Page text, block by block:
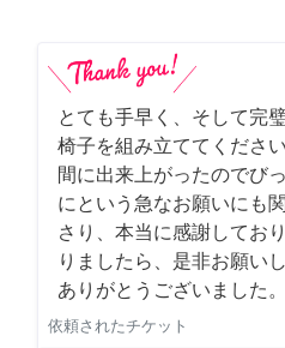
とても手早く、そして完
椅子を組み立ててくださ
間に出来上がったのでび
にという急なお願いにも
さり、本当に感謝してお
りましたら、是非お願い
ありがとうございました。
依頼されたチケット